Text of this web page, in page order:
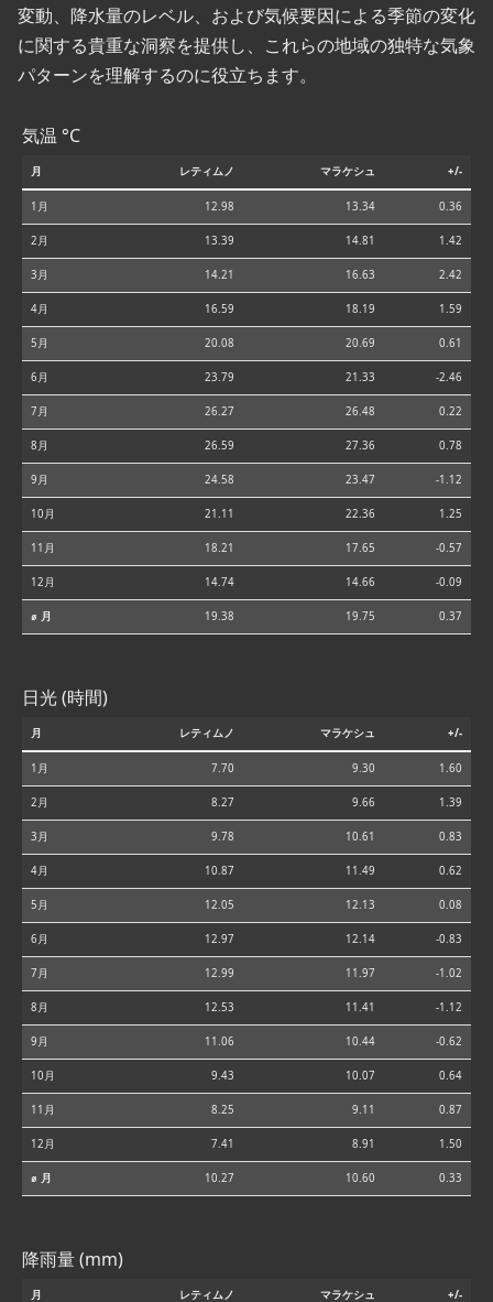
変動、降水量のレベル、および気候要因による季節の変化
に関する貴重な洞察を提供し、これらの地域の独特な気象
パターンを理解するのに役立ちます。
気温 °C
月 レティムノ マラケシュ +/-
1月 12.98 13.34 0.36
2月 13.39 14.81 1.42
3月 14.21 16.63 2.42
4月 16.59 18.19 1.59
5月 20.08 20.69 0.61
6月 23.79 21.33 -2.46
7月 26.27 26.48 0.22
8月 26.59 27.36 0.78
9月 24.58 23.47 -1.12
10月 21.11 22.36 1.25
11月 18.21 17.65 -0.57
12月 14.74 14.66 -0.09
⌀ 月 19.38 19.75 0.37
日光 (時間)
月 レティムノ マラケシュ +/-
1月 7.70 9.30 1.60
2月 8.27 9.66 1.39
3月 9.78 10.61 0.83
4月 10.87 11.49 0.62
5月 12.05 12.13 0.08
6月 12.97 12.14 -0.83
7月 12.99 11.97 -1.02
8月 12.53 11.41 -1.12
9月 11.06 10.44 -0.62
10月 9.43 10.07 0.64
11月 8.25 9.11 0.87
12月 7.41 8.91 1.50
⌀ 月 10.27 10.60 0.33
降雨量 (mm)
月 レティムノ マラケシュ +/-